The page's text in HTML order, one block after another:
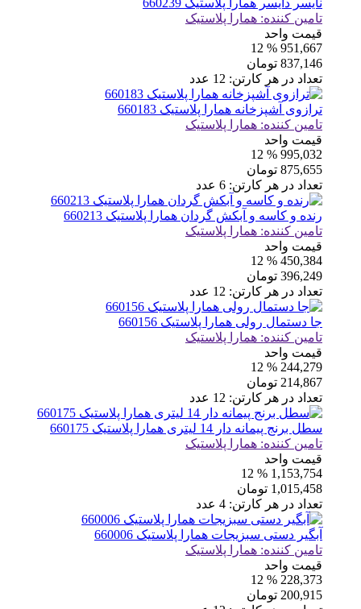
تامین کننده: همارا پلاستیک
قیمت واحد
951,667
% 12
837,146 تومان
تعداد در هر کارتن: 12 عدد
ترازوی آشپزخانه همارا پلاستیک 660183
تامین کننده: همارا پلاستیک
قیمت واحد
995,032
% 12
875,655 تومان
تعداد در هر کارتن: 6 عدد
رنده و کاسه و آبکش گردان همارا پلاستیک 660213
تامین کننده: همارا پلاستیک
قیمت واحد
450,384
% 12
396,249 تومان
تعداد در هر کارتن: 12 عدد
جا دستمال رولی همارا پلاستیک 660156
تامین کننده: همارا پلاستیک
قیمت واحد
244,279
% 12
214,867 تومان
تعداد در هر کارتن: 12 عدد
سطل برنج پیمانه دار 14 لیتری همارا پلاستیک 660175
تامین کننده: همارا پلاستیک
قیمت واحد
1,153,754
% 12
1,015,458 تومان
تعداد در هر کارتن: 4 عدد
آبگیر دستی سبزیجات همارا پلاستیک 660006
تامین کننده: همارا پلاستیک
قیمت واحد
228,373
% 12
200,915 تومان